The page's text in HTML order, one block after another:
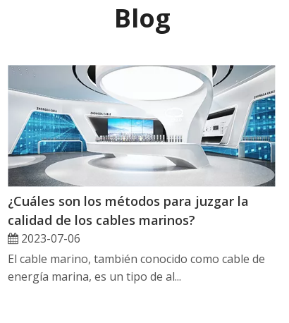
Blog
¿Cuáles son los métodos para juzgar la
calidad de los cables marinos?
2023-07-06
El cable marino, también conocido como cable de
energía marina, es un tipo de al...